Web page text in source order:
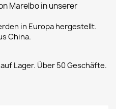
Marelbo in unserer
in Europa hergestellt.
China.
Lager. Über 50 Geschäfte.